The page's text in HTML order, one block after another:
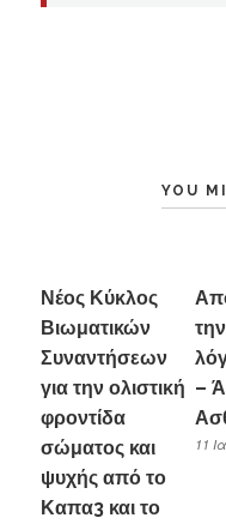
YOU
Νέος Κύκλος
Βιωματικών
Συναντήσεων
για την ολιστική
φροντίδα
σώματος και
ψυχής από το
Καπα3 και το
–
11